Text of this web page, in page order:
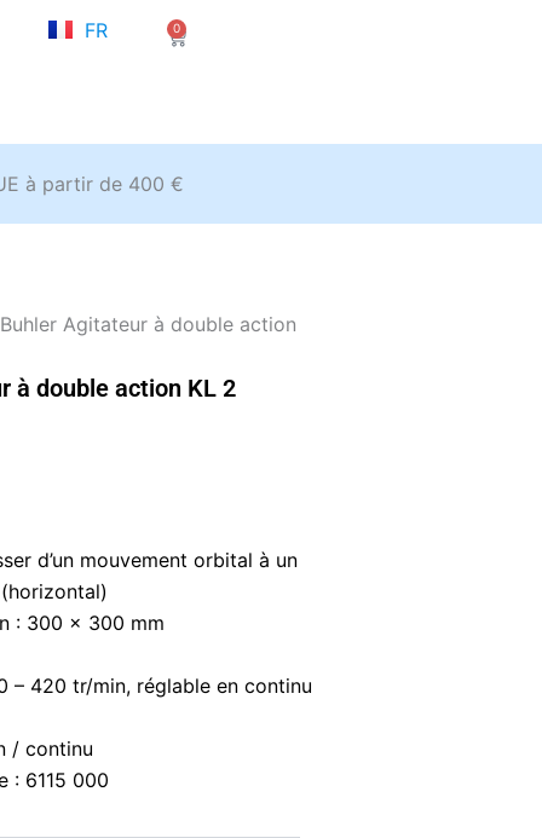
FR
EN
0
Panier
à partir de 400 €
Agitateur à double action
à double action KL 2
d’un mouvement orbital à un
: 300 x 300 mm
– 420 tr/min, réglable en continu
/ continu
: 6115 000